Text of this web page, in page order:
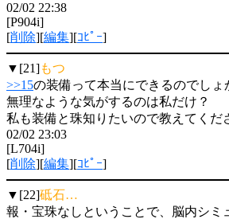
02/02 22:38
[P904i]
[削除][編集][ｺﾋﾟｰ]
▼[21]もつ
>>15の装備って本当にできるのでしょ
無理なような気がするのは私だけ？
私も装備と珠知りたいので教えてくだ
02/02 23:03
[L704i]
[削除][編集][ｺﾋﾟｰ]
▼[22]砥石…
報・宝珠なしということで、脳内シミ